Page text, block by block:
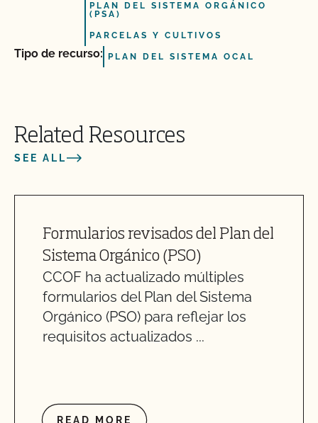
PLAN DEL SISTEMA ORGÁNICO
(PSA)
PARCELAS Y CULTIVOS
Tipo de recurso: PLAN DEL SISTEMA OCAL
Related Resources
SEE ALL
Formularios revisados del Plan del
Sistema Orgánico (PSO)
CCOF ha actualizado múltiples
formularios del Plan del Sistema
Orgánico (PSO) para reflejar los
requisitos actualizados ...
READ MORE